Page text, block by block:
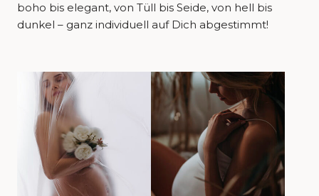
boho bis elegant, von Tüll bis Seide, von hell bis
dunkel – ganz individuell auf Dich abgestimmt!